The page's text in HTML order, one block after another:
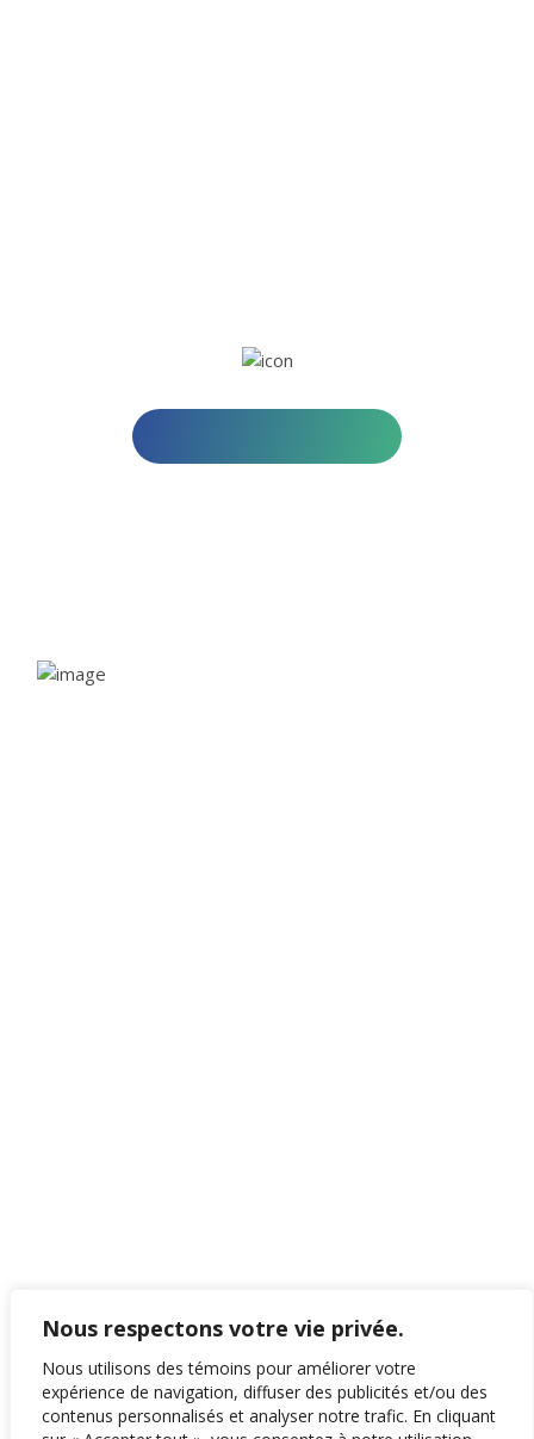
Nous respectons votre vie privée.
Nous utilisons des témoins pour améliorer votre
expérience de navigation, diffuser des publicités et/ou des
contenus personnalisés et analyser notre trafic. En cliquant